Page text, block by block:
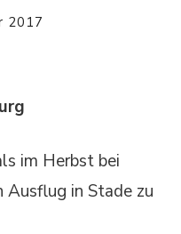
2017
im Herbst bei
Ausflug in Stade zu